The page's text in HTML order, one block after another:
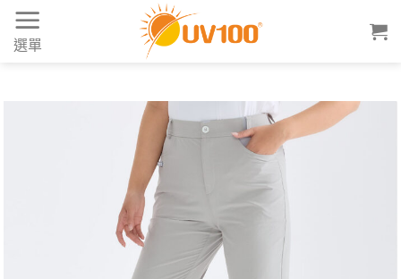
Skip
content
選單